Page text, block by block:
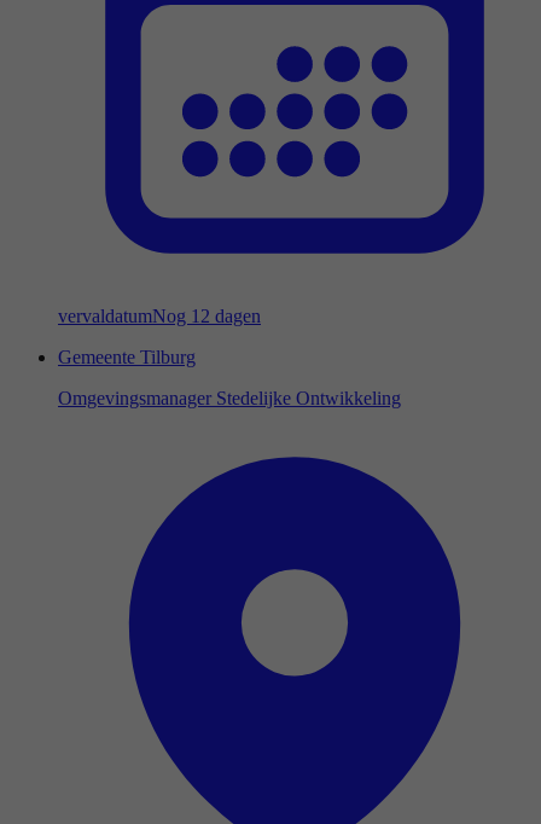
vervaldatumNog 12 dagen
Gemeente Tilburg
Omgevingsmanager Stedelijke Ontwikkeling